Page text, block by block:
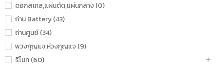
ดอกสเกล,แผ่นตัด,แผ่นกลาง (0)
ถ่าน Battery (43)
ถ่านศูนย์ (34)
พวงกุญแจ,ห่วงกุญแจ (9)
รีโมท (60)